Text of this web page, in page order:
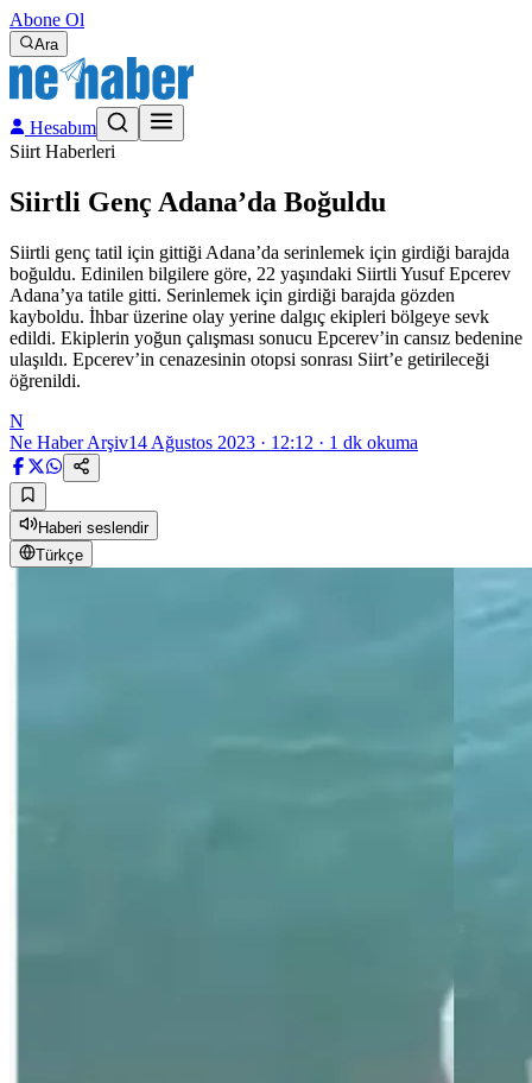
Abone Ol
Ara
Hesabım
Siirt Haberleri
Siirtli Genç Adana’da Boğuldu
Siirtli genç tatil için gittiği Adana’da serinlemek için girdiği barajda
boğuldu. Edinilen bilgilere göre, 22 yaşındaki Siirtli Yusuf Epcerev
Adana’ya tatile gitti. Serinlemek için girdiği barajda gözden
kayboldu. İhbar üzerine olay yerine dalgıç ekipleri bölgeye sevk
edildi. Ekiplerin yoğun çalışması sonucu Epcerev’in cansız bedenine
ulaşıldı. Epcerev’in cenazesinin otopsi sonrası Siirt’e getirileceği
öğrenildi.
N
Ne Haber Arşiv14 Ağustos 2023 · 12:12 · 1 dk okuma
Haberi seslendir
Türkçe